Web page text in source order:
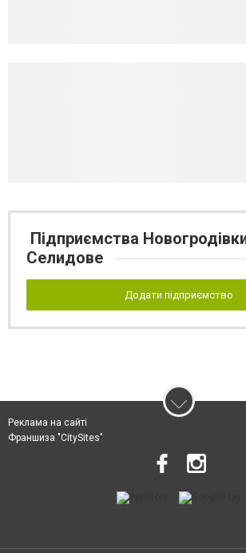
Підприємства
Селидове
Додати підприємство
Реклама на сайті
Франшиза "CitySites"